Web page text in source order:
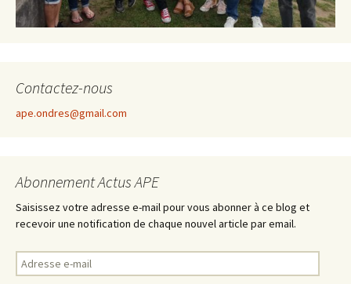
Contactez-nous
ape.ondres@gmail.com
Abonnement Actus APE
Saisissez votre adresse e-mail pour vous abonner à ce blog et
recevoir une notification de chaque nouvel article par email.
d